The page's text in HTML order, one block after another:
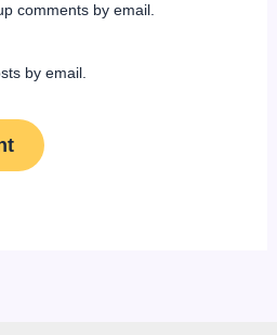
comments by email.
by email.